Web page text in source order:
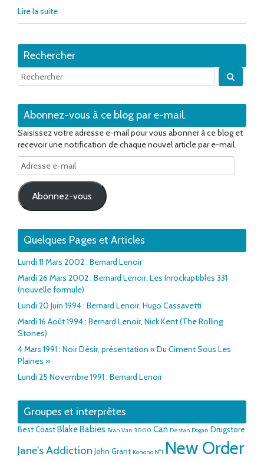
Lire la suite
Rechercher
Abonnez-vous à ce blog par e-mail.
Saisissez votre adresse e-mail pour vous abonner à ce blog et
recevoir une notification de chaque nouvel article par e-mail.
Adresse
e-
mail
Abonnez-vous
Quelques Pages et Articles
Lundi 11 Mars 2002 : Bernard Lenoir
Mardi 26 Mars 2002 : Bernard Lenoir, Les Inrockuptibles 331
(nouvelle formule)
Lundi 20 Juin 1994 : Bernard Lenoir, Hugo Cassavetti
Mardi 16 Août 1994 : Bernard Lenoir, Nick Kent (The Rolling
Stones)
4 Mars 1991 : Noir Désir, présentation « Du Ciment Sous Les
Plaines »
Lundi 25 Novembre 1991 : Bernard Lenoir
Groupes et interprètes
Best Coast Blake Babies Bran Van 3000 Can Destan Dogan Drugstore
Jane's Addiction John Grant Konono N°1 New Order